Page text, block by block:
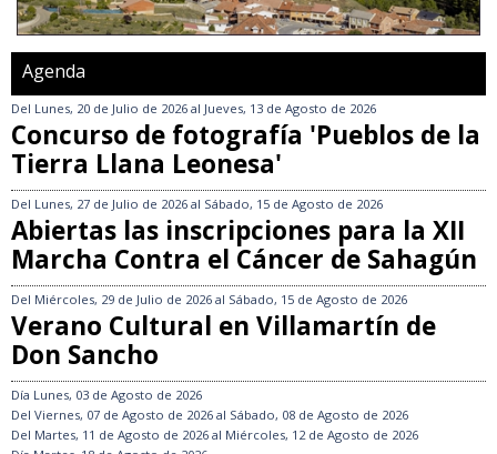
Agenda
Del Lunes, 20 de Julio de 2026 al Jueves, 13 de Agosto de 2026
Concurso de fotografía 'Pueblos de la
Tierra Llana Leonesa'
Del Lunes, 27 de Julio de 2026 al Sábado, 15 de Agosto de 2026
Abiertas las inscripciones para la XII
Marcha Contra el Cáncer de Sahagún
Del Miércoles, 29 de Julio de 2026 al Sábado, 15 de Agosto de 2026
Verano Cultural en Villamartín de
Don Sancho
Día Lunes, 03 de Agosto de 2026
Del Viernes, 07 de Agosto de 2026 al Sábado, 08 de Agosto de 2026
Del Martes, 11 de Agosto de 2026 al Miércoles, 12 de Agosto de 2026